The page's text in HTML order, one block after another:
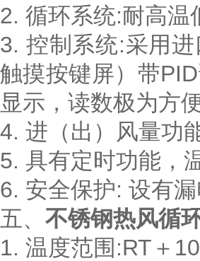
2. 循环系统:耐高温
3. 控制系统:采用
触摸按键屏）带
显示，读数极为方便
4. 进（出）风量功
5. 具有定时功能，
6. 安全保护: 设有
五、 不锈钢热风循
1. 温度范围:RT＋